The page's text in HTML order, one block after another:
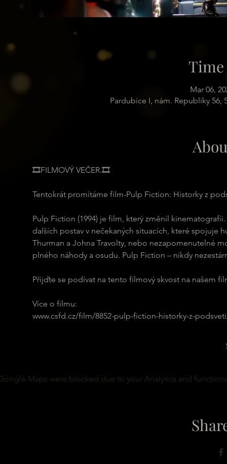
Mar 06,
Pardubice I, nám. Republiky 56,
🎞FILMOVÝ VEČER.🎞
Tentokrát promítáme film-Pulp Fiction: Historky z
Pulp Fiction (1994) je film, který změnil
dalších postav v nečekaných situacích, které spojuje
Thurman a Johna Travolty, nebo nezapomenutelné
plného náhody a osudu. Pulp Fiction – nikdy
Přijďte se podívat na tento filmový skvost na našem
Více o filmu:
www.csfd.cz/film/8852-pulp-fiction-historky-z-
Maps were blocked due to your Analytics and